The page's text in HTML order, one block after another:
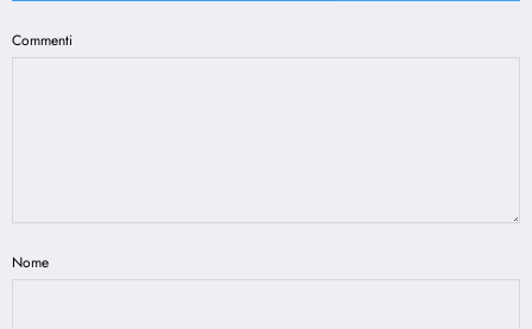
Commenti
Nome